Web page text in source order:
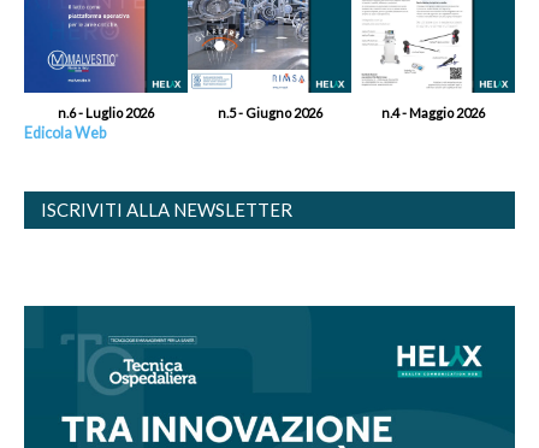
n.6 - Luglio 2026 n.5 - Giugno 2026 n.4 - Maggio 2026
Edicola Web
ISCRIVITI ALLA NEWSLETTER